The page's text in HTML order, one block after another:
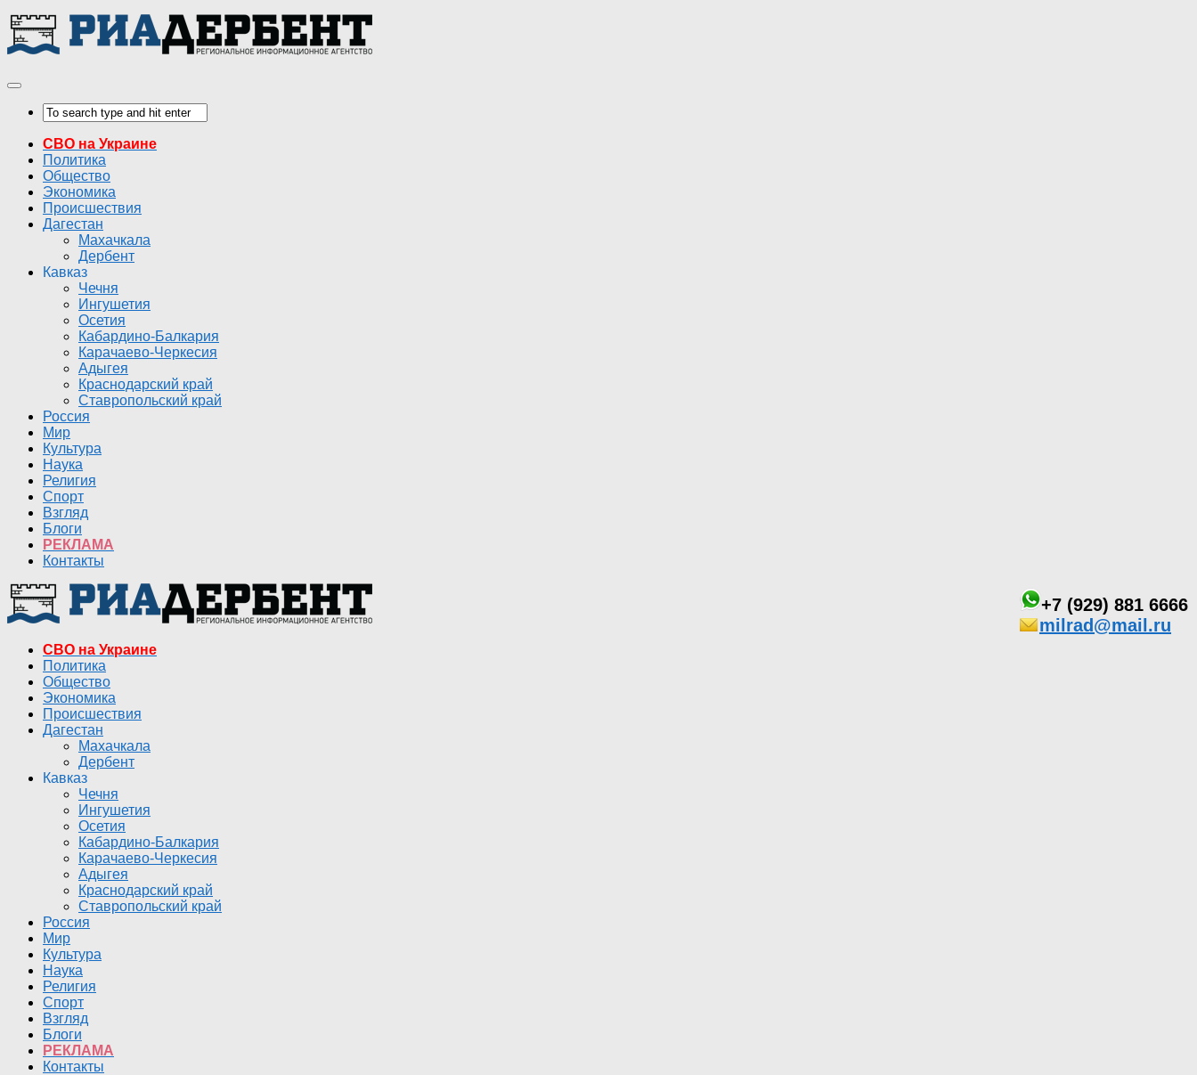
СВО на Украине
Политика
Общество
Экономика
Происшествия
Дагестан
Махачкала
Дербент
Кавказ
Чечня
Ингушетия
Осетия
Кабардино-Балкария
Карачаево-Черкесия
Адыгея
Краснодарский край
Ставропольский край
Россия
Мир
Культура
Наука
Религия
Спорт
Взгляд
Блоги
РЕКЛАМА
Контакты
+7 (929) 881 6666
milrad@mail.ru
СВО на Украине
Политика
Общество
Экономика
Происшествия
Дагестан
Махачкала
Дербент
Кавказ
Чечня
Ингушетия
Осетия
Кабардино-Балкария
Карачаево-Черкесия
Адыгея
Краснодарский край
Ставропольский край
Россия
Мир
Культура
Наука
Религия
Спорт
Взгляд
Блоги
РЕКЛАМА
Контакты